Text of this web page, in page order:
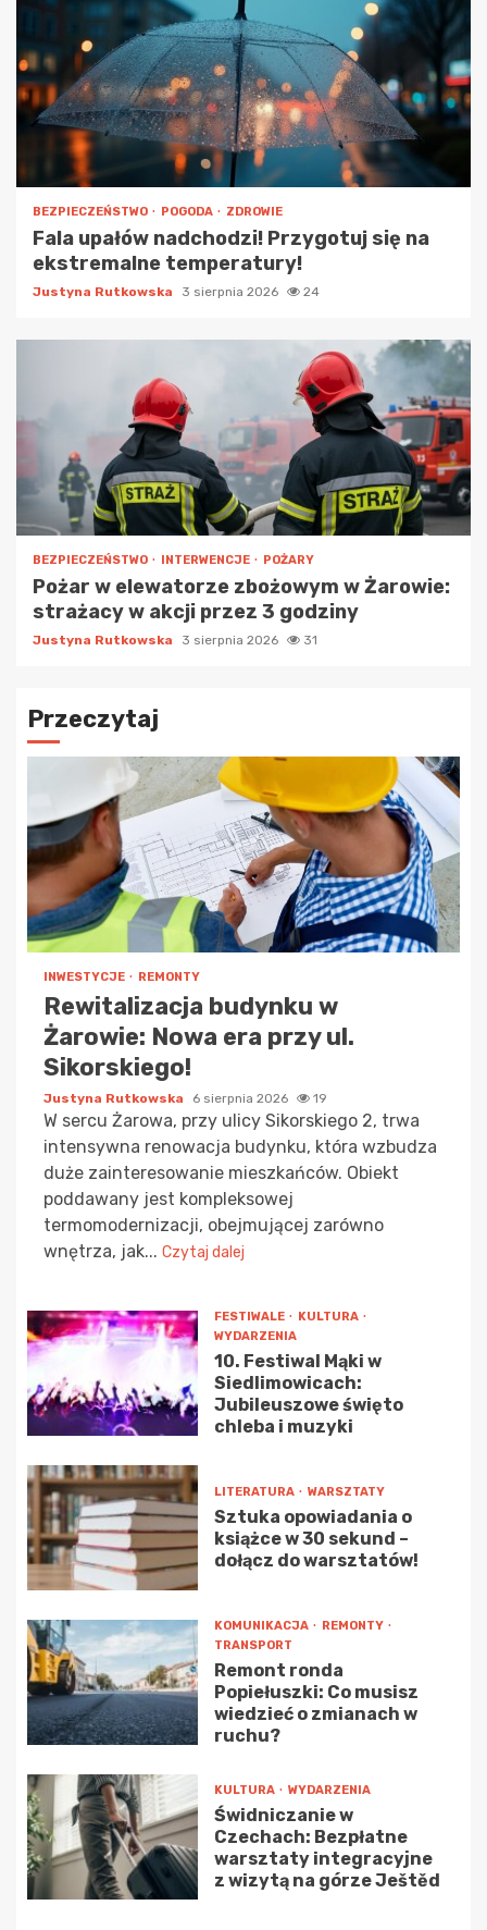
BEZPIECZEŃSTWO POGODA ZDROWIE
Fala upałów nadchodzi! Przygotuj się na
ekstremalne temperatury!
Justyna Rutkowska 3 sierpnia 2026 24
BEZPIECZEŃSTWO INTERWENCJE POŻARY
Pożar w elewatorze zbożowym w Żarowie:
strażacy w akcji przez 3 godziny
Justyna Rutkowska 3 sierpnia 2026 31
Przeczytaj
INWESTYCJE REMONTY
Rewitalizacja budynku w
Żarowie: Nowa era przy ul.
Sikorskiego!
Justyna Rutkowska 6 sierpnia 2026 19
W sercu Żarowa, przy ulicy Sikorskiego 2, trwa
intensywna renowacja budynku, która wzbudza
duże zainteresowanie mieszkańców. Obiekt
poddawany jest kompleksowej
termomodernizacji, obejmującej zarówno
wnętrza, jak... Czytaj dalej
FESTIWALE
KULTURA
WYDARZENIA
10. Festiwal Mąki w
Siedlimowicach:
Jubileuszowe święto
chleba i muzyki
LITERATURA WARSZTATY
Sztuka opowiadania o
książce w 30 sekund –
dołącz do warsztatów!
KOMUNIKACJA
REMONTY
TRANSPORT
Remont ronda
Popiełuszki: Co musisz
wiedzieć o zmianach w
ruchu?
KULTURA WYDARZENIA
Świdniczanie w
Czechach: Bezpłatne
warsztaty integracyjne
z wizytą na górze Ještěd